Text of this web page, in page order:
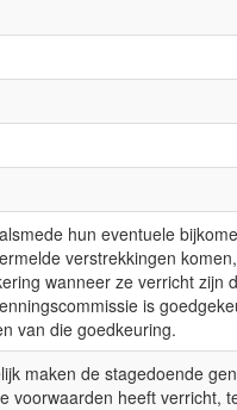
hun eventuele
verstrekkingen
wanneer ze verricht zijn
is
van die goedkeuring.
maken de stagedoende
voorwaarden heeft verricht,